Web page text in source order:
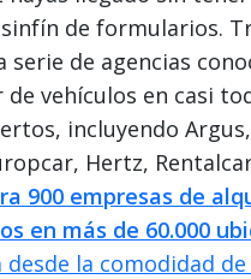
de formularios.
serie de agencias
de vehículos en casi
incluyendo
Hertz,
900 empresas de
en más de 60.000
desde la comodidad